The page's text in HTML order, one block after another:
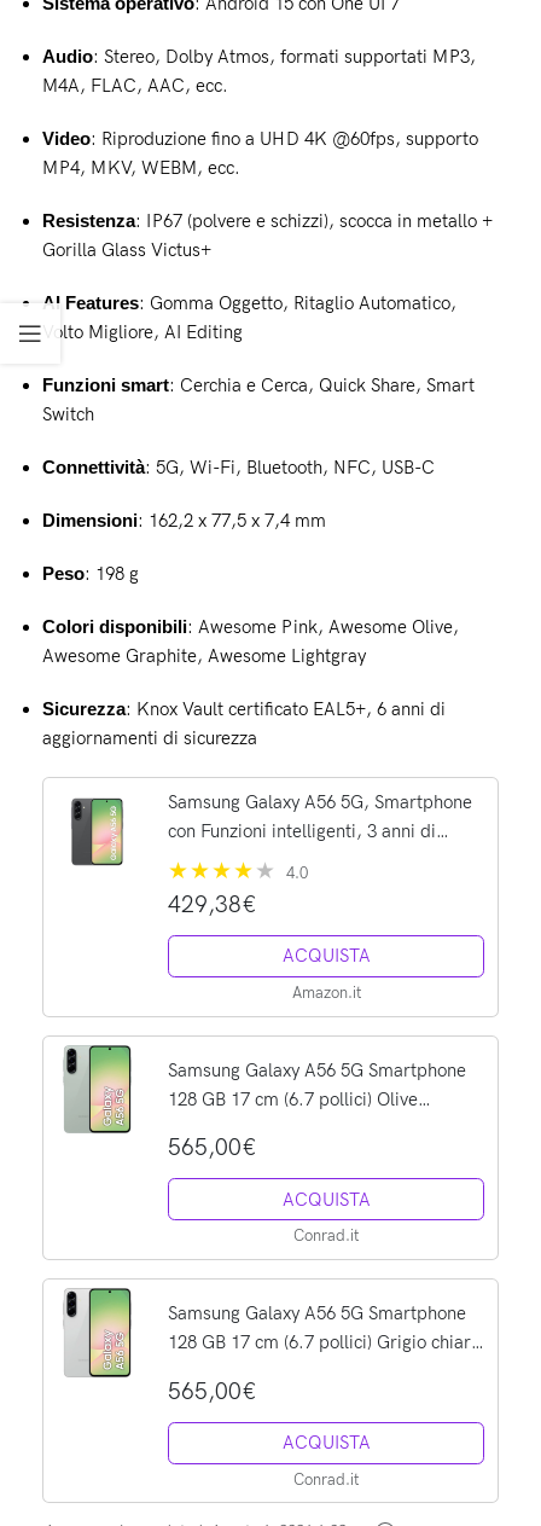
Audio: Stereo, Dolby Atmos, formati supportati MP3,
M4A, FLAC, AAC, ecc.
Video: Riproduzione fino a UHD 4K @60fps, supporto
MP4, MKV, WEBM, ecc.
Resistenza: IP67 (polvere e schizzi), scocca in metallo +
Gorilla Glass Victus+
AI Features: Gomma Oggetto, Ritaglio Automatico,
Volto Migliore, AI Editing
Funzioni smart: Cerchia e Cerca, Quick Share, Smart
Switch
Connettività: 5G, Wi-Fi, Bluetooth, NFC, USB-C
Dimensioni: 162,2 x 77,5 x 7,4 mm
Peso: 198 g
Colori disponibili: Awesome Pink, Awesome Olive,
Awesome Graphite, Awesome Lightgray
Sicurezza: Knox Vault certificato EAL5+, 6 anni di
aggiornamenti di sicurezza
Samsung Galaxy A56 5G, Smartphone
con Funzioni intelligenti, 3 anni di
Garanzia del produttore, Display Super
mAh, IP67,...
4.0
429,38€
ACQUISTA
Amazon.it
Samsung Galaxy A56 5G Smartphone
128 GB 17 cm (6.7 pollici) Olive
565,00€
ACQUISTA
Conrad.it
Samsung Galaxy A56 5G Smartphone
128 GB 17 cm (6.7 pollici) Grigio chiaro
565,00€
ACQUISTA
Conrad.it